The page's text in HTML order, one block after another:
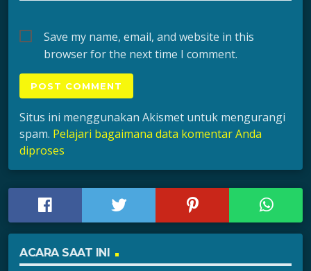
Save my name, email, and website in this
browser for the next time I comment.
Situs ini menggunakan Akismet untuk mengurangi
spam. Pelajari bagaimana data komentar Anda
diproses
ACARA SAAT INI